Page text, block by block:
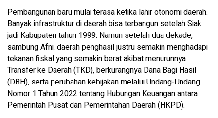
Pembangunan baru mulai terasa ketika lahir otonomi daerah.
Banyak infrastruktur di daerah bisa terbangun setelah Siak
jadi Kabupaten tahun 1999. Namun setelah dua dekade,
sambung Afni, daerah penghasil justru semakin menghadapi
tekanan fiskal yang semakin berat akibat menurunnya
Transfer ke Daerah (TKD), berkurangnya Dana Bagi Hasil
(DBH), serta perubahan kebijakan melalui Undang-Undang
Nomor 1 Tahun 2022 tentang Hubungan Keuangan antara
Pemerintah Pusat dan Pemerintahan Daerah (HKPD).